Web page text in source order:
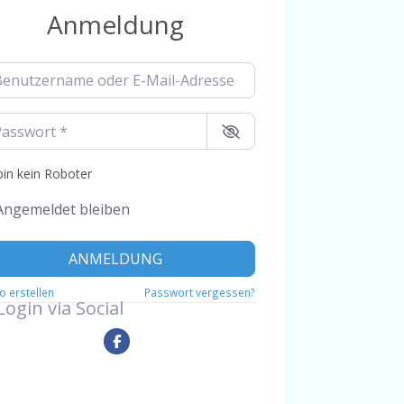
Anmeldung
oder E-Mail-Adresse
kein Roboter
bleiben
ANMELDUNG
erstellen Passwort vergessen?
via Social